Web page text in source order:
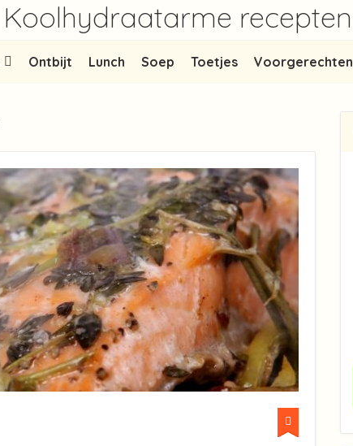
Koolhydraatarme recepten
Ontbijt Lunch Soep Toetjes Voorgerechten